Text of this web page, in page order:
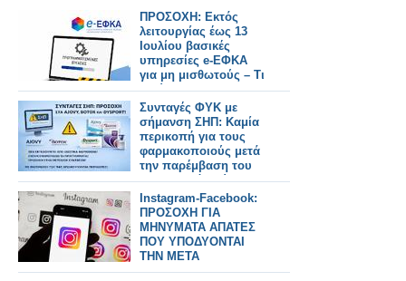
ΠΡΟΣΟΧΗ: Εκτός
λειτουργίας έως 13
Ιουλίου βασικές
υπηρεσίες e-ΕΦΚΑ
για μη μισθωτούς – Τι
ισχύει για τους
φαρμακοποιούς
Συνταγές ΦΥΚ με
σήμανση ΣΗΠ: Καμία
περικοπή για τους
φαρμακοποιούς μετά
την παρέμβαση του
ΠΦΣ – Από εδώ και
πέρα απαιτείται
απόλυτη προσοχή
Instagram-Facebook:
ΠΡΟΣΟΧΗ ΓΙΑ
ΜΗΝΥΜΑΤΑ ΑΠΑΤΕΣ
ΠΟΥ ΥΠΟΔΥΟΝΤΑΙ
ΤΗΝ META